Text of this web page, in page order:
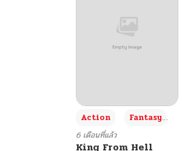
ตอนที่ 309
ตอนที่ 308
Action Fantasy
6 เดือนที่แล้ว
King From Hell